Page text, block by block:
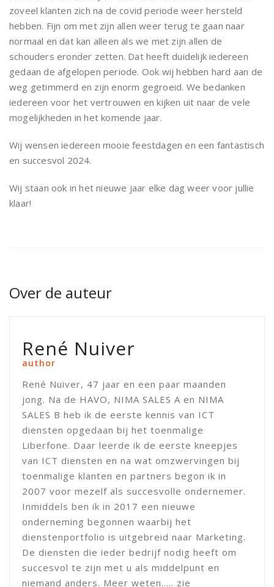
zoveel klanten zich na de covid periode weer hersteld
hebben. Fijn om met zijn allen weer terug te gaan naar
normaal en dat kan alleen als we met zijn allen de
schouders eronder zetten. Dat heeft duidelijk iedereen
gedaan de afgelopen periode. Ook wij hebben hard aan de
weg getimmerd en zijn enorm gegroeid. We bedanken
iedereen voor het vertrouwen en kijken uit naar de vele
mogelijkheden in het komende jaar.
Wij wensen iedereen mooie feestdagen en een fantastisch
en succesvol 2024.
Wij staan ook in het nieuwe jaar elke dag weer voor jullie
klaar!
Over de auteur
René Nuiver
author
René Nuiver, 47 jaar en een paar maanden
jong. Na de HAVO, NIMA SALES A en NIMA
SALES B heb ik de eerste kennis van ICT
diensten opgedaan bij het toenmalige
Liberfone. Daar leerde ik de eerste kneepjes
van ICT diensten en na wat omzwervingen bij
toenmalige klanten en partners begon ik in
2007 voor mezelf als succesvolle ondernemer.
Inmiddels ben ik in 2017 een nieuwe
onderneming begonnen waarbij het
dienstenportfolio is uitgebreid naar Marketing.
De diensten die ieder bedrijf nodig heeft om
succesvol te zijn met u als middelpunt en
niemand anders. Meer weten..... zie